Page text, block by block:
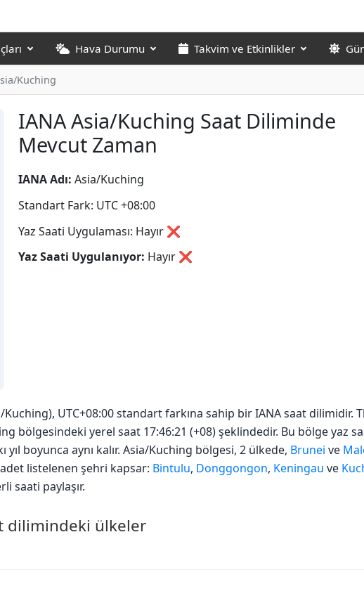
Hava Durumu Takvim ve Etkinlikler
Kuching
IANA Asia/Kuching Saat Diliminde
Mevcut Zaman
IANA Adı: Asia/Kuching
Standart Fark: UTC +08:00
Yaz Saati Uygulaması: Hayır ❌
Yaz Saati Uygulanıyor: Hayır ❌
UTC+08:00 standart farkına sahip bir IANA saat dilimidir.
bölgesindeki yerel saat 17:46:21 (+08) şeklindedir. Bu bölge yaz
yıl boyunca aynı kalır. Asia/Kuching bölgesi, 2 ülkede, Brunei ve
listelenen şehri kapsar: Bintulu, Donggongon, Keningau ve
saati paylaşır.
dilimindeki ülkeler